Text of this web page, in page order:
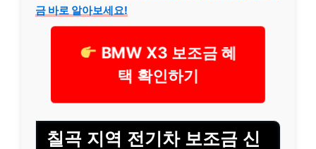
금 바로 알아보세요!
BMW X3 보조금 혜
택 확인하기
칠곡 지역 전기차 보조금 신